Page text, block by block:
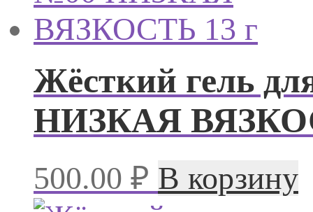
Жёсткий гель
НИЗКАЯ
500.00 ₽ В корзину